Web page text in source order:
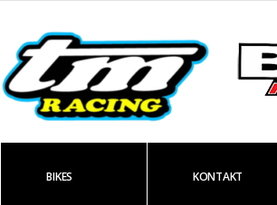
BIKES KONTAKT